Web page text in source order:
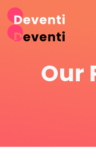
Our